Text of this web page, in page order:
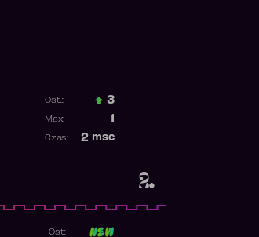
2.
Ost.: 3
Max:
2 msc
Czas:
Ost: